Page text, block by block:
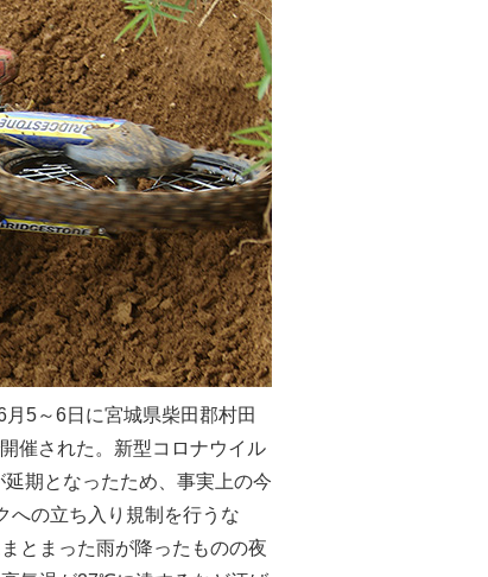
5～6日に宮城県柴田郡村田
催された。新型コロナウイル
期となったため、事実上の今
への立ち入り規制を行うな
とまった雨が降ったものの夜